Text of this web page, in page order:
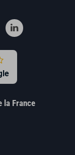
la France